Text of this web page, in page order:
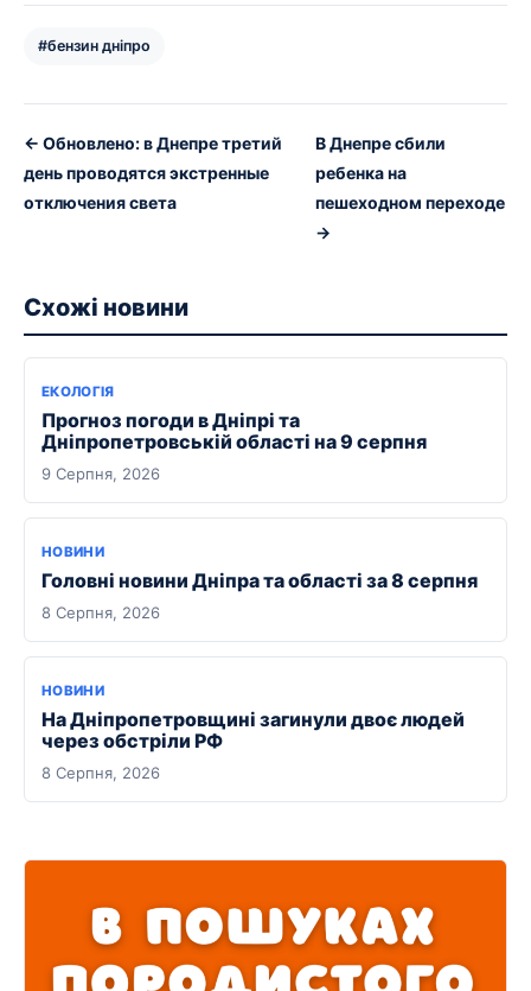
#бензин дніпро
← Обновлено: в Днепре третий
день проводятся экстренные
отключения света
В Днепре сбили
ребенка на
пешеходном переходе
→
Схожі новини
ЕКОЛОГІЯ
Прогноз погоди в Дніпрі та
Дніпропетровській області на 9 серпня
9 Серпня, 2026
НОВИНИ
Головні новини Дніпра та області за 8 серпня
8 Серпня, 2026
НОВИНИ
На Дніпропетровщині загинули двоє людей
через обстріли РФ
8 Серпня, 2026